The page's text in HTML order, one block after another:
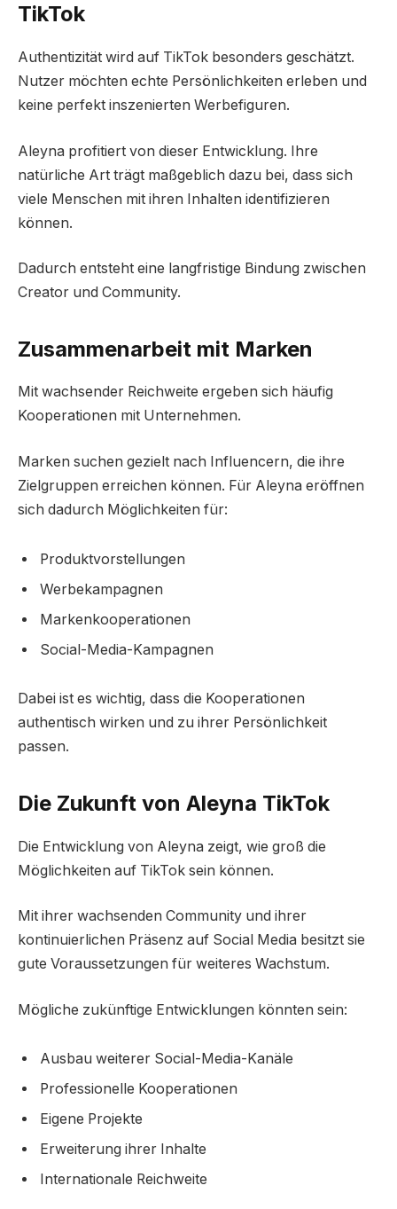
TikTok
Authentizität wird auf TikTok besonders geschätzt.
Nutzer möchten echte Persönlichkeiten erleben und
keine perfekt inszenierten Werbefiguren.
Aleyna profitiert von dieser Entwicklung. Ihre
natürliche Art trägt maßgeblich dazu bei, dass sich
viele Menschen mit ihren Inhalten identifizieren
können.
Dadurch entsteht eine langfristige Bindung zwischen
Creator und Community.
Zusammenarbeit mit Marken
Mit wachsender Reichweite ergeben sich häufig
Kooperationen mit Unternehmen.
Marken suchen gezielt nach Influencern, die ihre
Zielgruppen erreichen können. Für Aleyna eröffnen
sich dadurch Möglichkeiten für:
Produktvorstellungen
Werbekampagnen
Markenkooperationen
Social-Media-Kampagnen
Dabei ist es wichtig, dass die Kooperationen
authentisch wirken und zu ihrer Persönlichkeit
passen.
Die Zukunft von Aleyna TikTok
Die Entwicklung von Aleyna zeigt, wie groß die
Möglichkeiten auf TikTok sein können.
Mit ihrer wachsenden Community und ihrer
kontinuierlichen Präsenz auf Social Media besitzt sie
gute Voraussetzungen für weiteres Wachstum.
Mögliche zukünftige Entwicklungen könnten sein:
Ausbau weiterer Social-Media-Kanäle
Professionelle Kooperationen
Eigene Projekte
Erweiterung ihrer Inhalte
Internationale Reichweite